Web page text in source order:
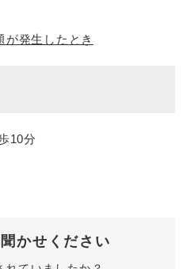
が発生したとき
10分
かせください